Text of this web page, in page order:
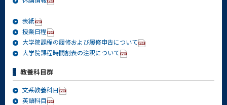
表紙
授業日程
大学院課程の履修および履修申告について
大学院課程時間割表の注釈について
教養科目群
文系教養科目
英語科目